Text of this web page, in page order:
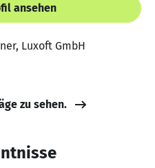
ansehen
Luxoft GmbH
zu sehen.